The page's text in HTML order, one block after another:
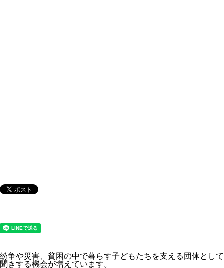
紛争や災害、貧困の中で暮らす子どもたちを支える団体とし
聞きする機会が増えています。